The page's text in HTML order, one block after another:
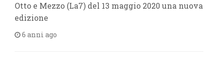
Otto e Mezzo (La7) del 13 maggio 2020 una nuova
edizione
6 anni ago